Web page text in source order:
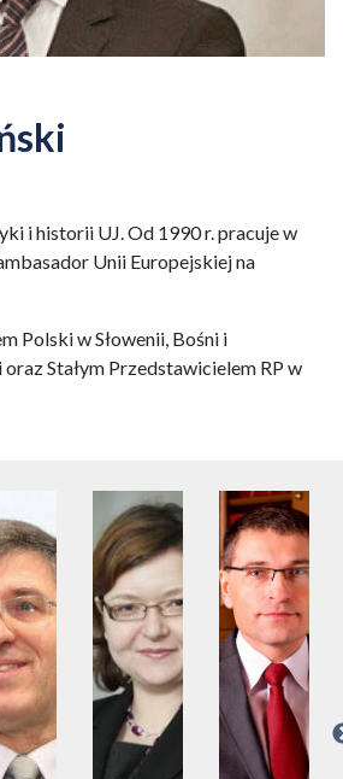
i historii UJ. Od 1990 r. pracuje w
Unii Europejskiej na
Polski w Słowenii, Bośni i
Stałym Przedstawicielem RP w